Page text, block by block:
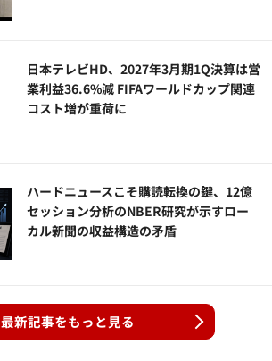
日本テレビHD、2027年3月期1Q決算は営
業利益36.6%減 FIFAワールドカップ関連
コスト増が重荷に
ハードニュースこそ購読転換の鍵、12億
セッション分析のNBER研究が示すロー
カル新聞の収益構造の矛盾
最新記事をもっと見る